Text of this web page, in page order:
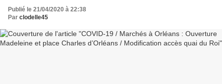
Publié le 21/04/2020 à 22:38
Par clodelle45